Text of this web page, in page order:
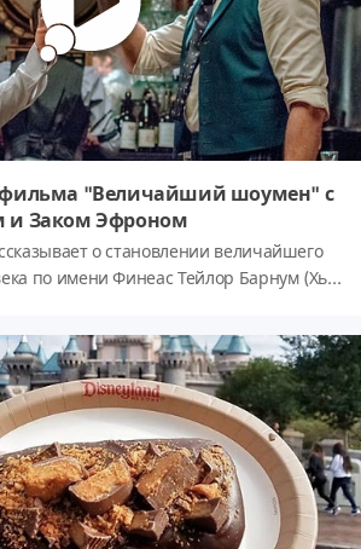
"Величайший шоумен" с
Заком Эфроном
о становлении величайшего
по имени Финеас Тейлор Барнум (Хью
известным гастролирующим
далеко за пределы